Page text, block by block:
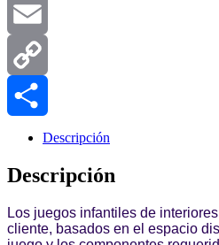
WhatsApp
Email
Copy
Link
CompartirDescripción
Descripción
Los juegos infantiles de
cliente, basados en el espacio